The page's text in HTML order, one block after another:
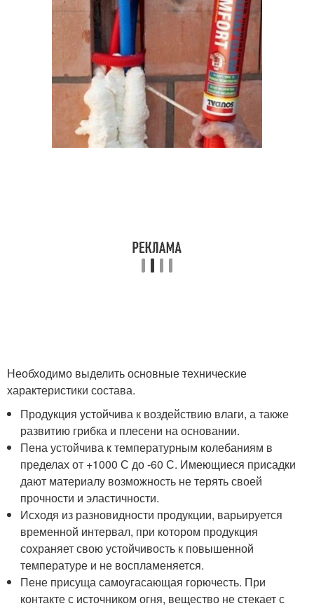
Необходимо выделить основные технические
характеристики состава.
Продукция устойчива к воздействию влаги, а также
развитию грибка и плесени на основании.
Пена устойчива к температурным колебаниям в
пределах от +1000 С до -60 С. Имеющиеся присадки
дают материалу возможность не терять своей
прочности и эластичности.
Исходя из разновидности продукции, варьируется
временной интервал, при котором продукция
сохраняет свою устойчивость к повышенной
температуре и не воспламеняется.
Пене присуща самоугасающая горючесть. При
контакте с источником огня, вещество не стекает с